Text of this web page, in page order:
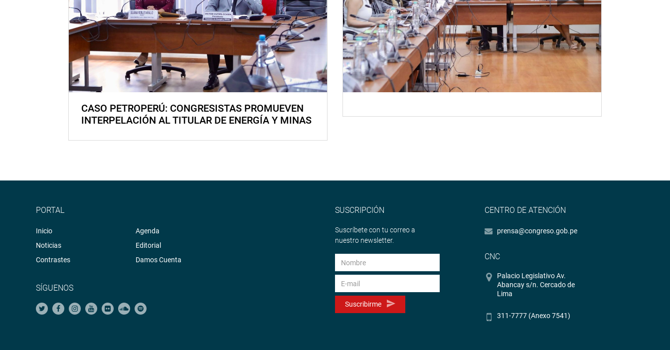
CASO PETROPERÚ: CONGRESISTAS PROMUEVEN
INTERPELACIÓN AL TITULAR DE ENERGÍA Y MINAS
PORTAL
Inicio
Noticias
Contrastes
Agenda
Editorial
Damos Cuenta
SÍGUENOS
SUSCRIPCIÓN
Suscríbete con tu correo a
nuestro newsletter.
Suscribirme
CENTRO DE ATENCIÓN
prensa@congreso.gob.pe
CNC
Palacio Legislativo Av.
Abancay s/n. Cercado de
Lima
311-7777 (Anexo 7541)